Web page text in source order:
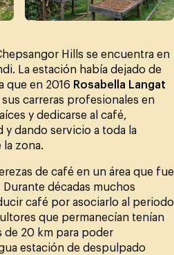
Hills se encuentra en
La estación había dejado de
que en 2016 Rosabella Langat
carreras profesionales en
y dedicarse al café,
y dando servicio a toda la
zona.
de café en un área que fue
décadas muchos
café por asociarlo al periodo
que permanecían tenían
de 20 km para poder
estación de despulpado